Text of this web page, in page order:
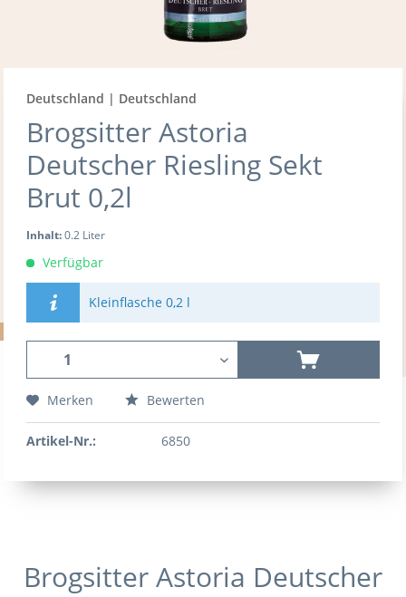
Deutschland | Deutschland
Brogsitter Astoria
Deutscher Riesling Sekt
Brut 0,2l
Inhalt:0.2 Liter
Verfügbar
Kleinflasche 0,2 l
Merken Bewerten
Artikel-Nr.: 6850
Brogsitter Astoria Deutscher